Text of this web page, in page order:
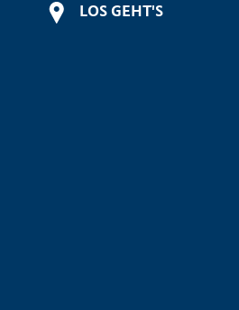
LOS GEHT'S